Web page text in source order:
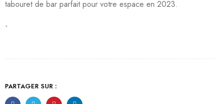
tabouret de bar parfait pour votre espace en 2023.
`
PARTAGER SUR :